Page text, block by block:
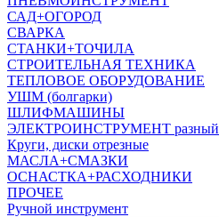
САД+ОГОРОД
СВАРКА
СТАНКИ+ТОЧИЛА
СТРОИТЕЛЬНАЯ ТЕХНИКА
ТЕПЛОВОЕ ОБОРУДОВАНИЕ
УШМ (болгарки)
ШЛИФМАШИНЫ
ЭЛЕКТРОИНСТРУМЕНТ разный
Круги, диски отрезные
МАСЛА+СМАЗКИ
ОСНАСТКА+РАСХОДНИКИ
ПРОЧЕЕ
Ручной инструмент